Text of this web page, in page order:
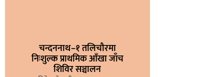
चन्दननाथ–१ तलिचौरमा
निःशुल्क प्राथमिक आँखा जाँच
शिविर सञ्चालन